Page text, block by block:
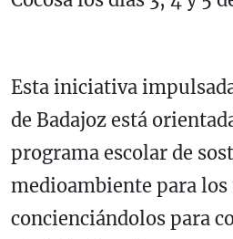
Esta iniciativa
de Badajoz está
programa escolar de
medioambiente para los
concienciándolos para